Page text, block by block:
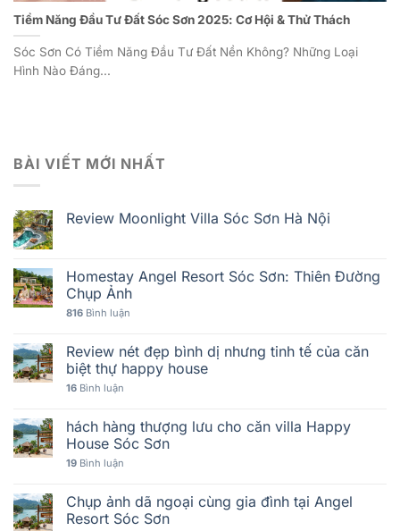
Tiềm Năng Đầu Tư Đất Sóc Sơn 2025: Cơ Hội & Thử Thách
Sóc Sơn Có Tiềm Năng Đầu Tư Đất Nền Không? Những Loại
Hình Nào Đáng...
BÀI VIẾT MỚI NHẤT
Review Moonlight Villa Sóc Sơn Hà Nội
Homestay Angel Resort Sóc Sơn: Thiên Đường
Chụp Ảnh
816 Bình luận
Review nét đẹp bình dị nhưng tinh tế của căn
biệt thự happy house
16 Bình luận
hách hàng thượng lưu cho căn villa Happy
House Sóc Sơn
19 Bình luận
Chụp ảnh dã ngoại cùng gia đình tại Angel
Resort Sóc Sơn